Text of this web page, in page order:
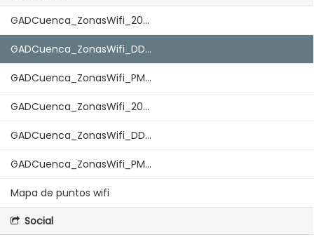
GADCuenca_ZonasWifi_20...
GADCuenca_ZonasWifi_DD...
GADCuenca_ZonasWifi_PM...
GADCuenca_ZonasWifi_20...
GADCuenca_ZonasWifi_DD...
GADCuenca_ZonasWifi_PM...
Mapa de puntos wifi
Social